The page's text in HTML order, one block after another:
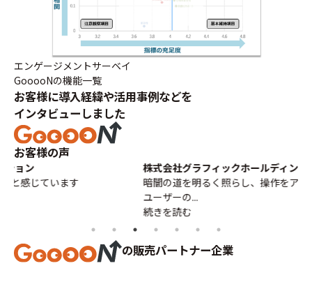
エンゲージメントサーベイ
GooooNの機能一覧
お客様に導入経緯や活用事例などを
インタビューしました
お客様の声
株式会社グラフィックホールディングス
暗闇の道を明るく照らし、操作をアテンドしてくれる仕組みと、
の販売パートナー企業